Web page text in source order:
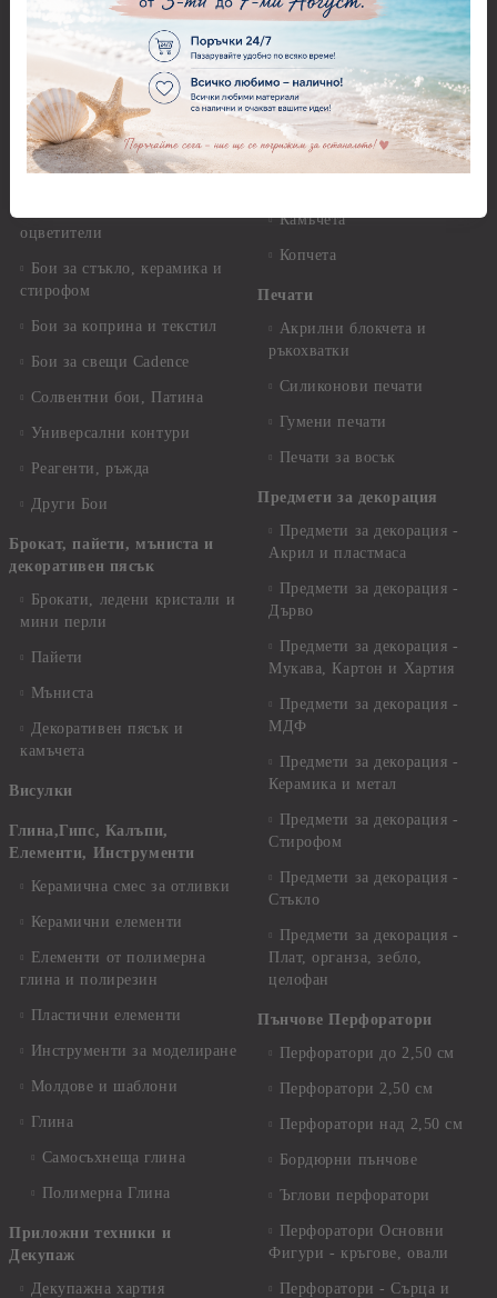
Artiste
Акрилни бои металик -
Dora Cadence
Антични бои
Други - Акрилни, Маслени,
Темперни, Тебеширени бои
оцветители
Бои за стъкло, керамика и
стирофом
Бои за коприна и текстил
Бои за свещи Cadence
Солвентни бои, Патина
Универсални контури
Реагенти, ръжда
Други Бои
Брокат, пайети, мъниста и
декоративен пясък
Брокати, ледени кристали и
мини перли
Пайети
Мъниста
Декоративен пясък и
камъчета
Висулки
Глина,Гипс, Калъпи,
Елементи, Инструменти
Керамична смес за отливки
Керамични елементи
Елементи от полимерна
глина и полирезин
Пластични елементи
Инструменти за моделиране
Молдове и шаблони
Глина
Самосъхнеща глина
Полимерна Глина
Приложни техники и
Декупаж
Декупажна хартия
Панделки и дантели -
Детски мотиви
Панделки и дантели -
Зимни и Коледни мотиви
Перли,камъчета и копчета
Камъчета
Копчета
Печати
Акрилни блокчета и
ръкохватки
Силиконови печати
Гумени печати
Печати за восък
Предмети за декорация
Предмети за декорация -
Акрил и пластмаса
Предмети за декорация -
Дърво
Предмети за декорация -
Мукава, Картон и Хартия
Предмети за декорация -
МДФ
Предмети за декорация -
Керамика и метал
Предмети за декорация -
Стирофом
Предмети за декорация -
Стъкло
Предмети за декорация -
Плат, органза, зебло,
целофан
Пънчове Перфоратори
Перфоратори до 2,50 см
Перфоратори 2,50 см
Перфоратори над 2,50 см
Бордюрни пънчове
Ъглови перфоратори
Перфоратори Основни
Фигури - кръгове, овали
Перфоратори - Сърца и